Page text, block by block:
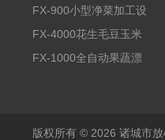
全自动气泡清洗机
FX-900小型净菜加工设
备野菜清洗机
FX-4000花生毛豆玉米
蒸煮漂烫机
FX-1000全自动果蔬漂
版权所有 © 2026 诸城市